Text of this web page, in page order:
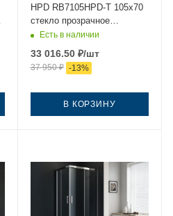
HPD RB7105HPD-T 105х70
стекло прозрачное
профиль белый без
Есть в наличии
33 016.50₽/шт
37 950₽ -13%
В КОРЗИНУ